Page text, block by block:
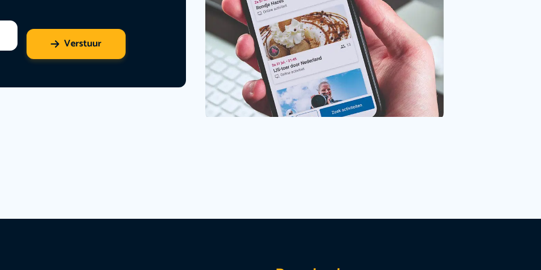
Verstuur